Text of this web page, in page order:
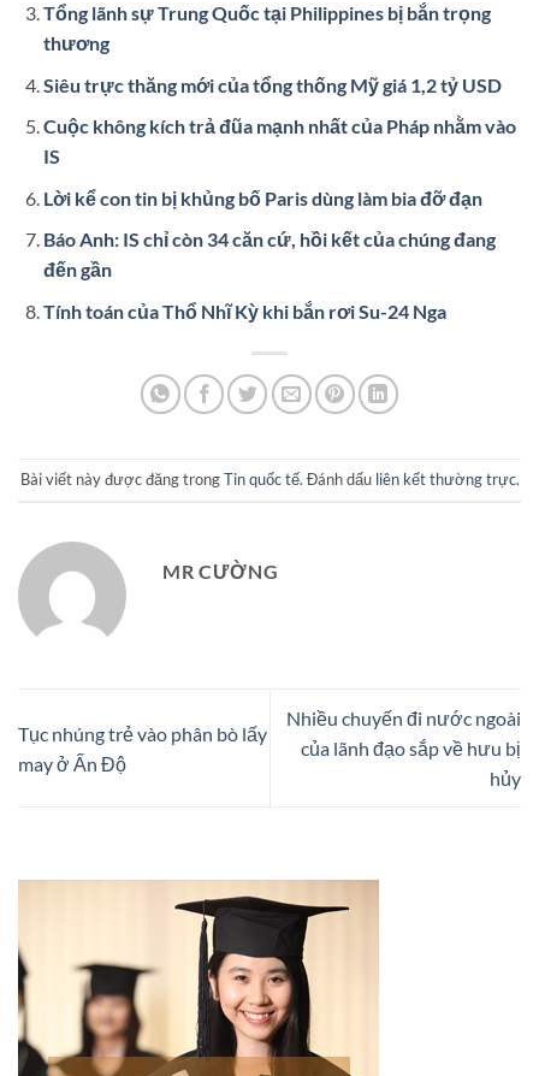
Tổng lãnh sự Trung Quốc tại Philippines bị bắn trọng
thương
Siêu trực thăng mới của tổng thống Mỹ giá 1,2 tỷ USD
Cuộc không kích trả đũa mạnh nhất của Pháp nhằm vào
IS
Lời kể con tin bị khủng bố Paris dùng làm bia đỡ đạn
Báo Anh: IS chỉ còn 34 căn cứ, hồi kết của chúng đang
đến gần
Tính toán của Thổ Nhĩ Kỳ khi bắn rơi Su-24 Nga
Bài viết này được đăng trongTin quốc tế. Đánh dấu liên kết thường trực.
MR CƯỜNG
Tục nhúng trẻ vào phân bò lấy
may ở Ấn Độ
Nhiều chuyến đi nước ngoài
của lãnh đạo sắp về hưu bị
hủy